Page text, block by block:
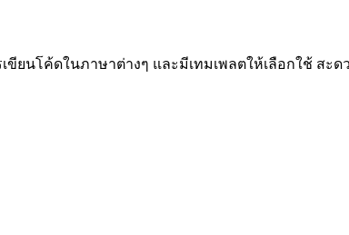
ขียนโค้ดในภาษาต่างๆ และมีเทมเพลตให้เลือกใช้ สะด